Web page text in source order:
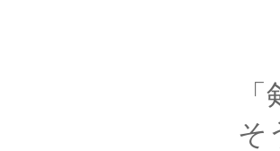
「剣心も
そう言って、